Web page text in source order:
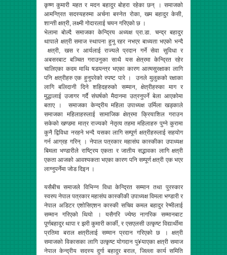
कृष्ण कुमारी महत र मदन बहादुर बोहरा रहेका छन् । समाजको
आमन्त्रित सदस्यहरुमा अर्चना बस्नेत रोका, खम बहादुर केसी,
शान्ती क्षत्री, लक्ष्मी गोदारलाई चयन गरिएको छ ।
भेलामा बोल्दै समाजका केन्द्रिय अध्यक्ष प्रा.डा. चन्द्र बहादुर
थापाले क्षत्री समाज स्थापना हुनु रहर नभएर बाध्यता भएको भन्दै
क्षत्री, खस र आर्यलाई राज्यले प्रदान गर्ने सेवा सुविधा र
अबसरबाट बञ्चित गराउनुका साथै यस क्षेत्रमा केन्द्रित रहेर
चालिएका कदम माथि षडयन्त्र भएका कारण आत्मसुरक्षाका लागि
पनि क्षत्रीहरु एक हुनुपरेको स्पष्ट पारे । उनले मुलुकको रक्षाका
लागि बलिदानी दिने शहिदहरुको सम्मान, क्षेत्रीहरुका माग र
मुद्धालाई उजागर गर्दै संघर्षको मैदानमा उत्रनुपर्ने बेला आएकोमा
बताए । समाजका केन्द्रीय महिला उपाध्यक्ष उर्मिला खड्काले
समाजका महिलाहरुलाई सामाजिक क्षेत्रमा क्रियाशिल गराउन
सकेको खण्डमा मात्र राज्यको नेतृत्व तहमा महिलाहरु पुग्ने कुरामा
कुनै द्विविधा नरहने भन्दै यसका लागि सम्पूर्ण क्षत्रीहरुलाई सहयोग
गर्न आग्रह गरिन् । नेपाल पत्रकार महासंघ कास्कीका उपाध्यक्ष
बिमला भण्डारीले राष्ट्रिय एकता र जातीय सद्भावका लागि क्षत्री
एकता आजको आवश्यकता भएका कारण पनि सम्पूर्ण क्षत्री एक भएर
लाग्नुपर्नेमा जोड दिइन ।
यसैबीच समाजले विभिन्न विधा केन्द्रित सम्मान तथा पुरस्कार
स्वरुप नेपाल पत्रकार महासंघ कास्कीकी उपाध्यक्ष विमला भण्डारी र
नेपाल अडिटर एशोसिएशन कास्की सचिव कमल बहादुर रेग्मीलाई
सम्मान गरिएको थियो । यसैगरि ज्येष्ठ नागरिक सम्मानबाट
पूर्णबहादुर थापा र झरी कुमारी कार्की, र एसएलसी उत्कृष्ट विद्यार्थीमा
प्रतिमा बराल क्षत्रीलाई सम्मान प्रदान गरिएको छ । क्षत्री
समाजको विकासका लागि उत्कृष्ट योगदान पु¥याएका क्षत्री समाज
नेपाल केन्द्रीय सदस्य दुर्गा बहादुर बराल, जिल्ला कार्य समिति